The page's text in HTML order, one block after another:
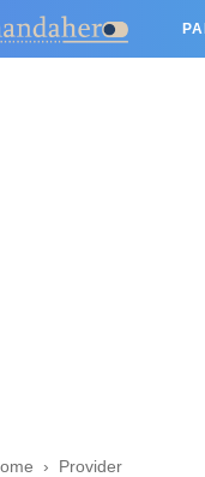
› Provider